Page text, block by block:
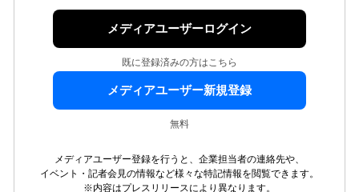
メディアユーザーログイン
既に登録済みの方はこちら
メディアユーザー新規登録
無料
メディアユーザー登録を行うと、企業担当者の連絡先や、
イベント・記者会見の情報など様々な特記情報を閲覧できます。
※内容はプレスリリースにより異なります。